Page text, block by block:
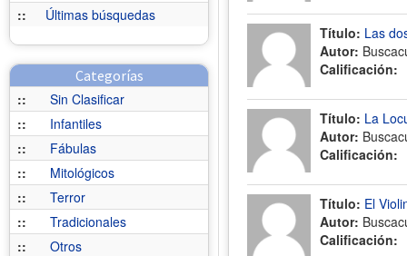
::
Últimas búsquedas
Categorías
::
Sin Clasificar
::
Infantiles
::
Fábulas
::
Mitológicos
::
Terror
::
Tradicionales
::
Otros
Título: Las
Autor:
Calificación:
Título: La
Autor:
Calificación:
Título: El
Autor:
Calificación: